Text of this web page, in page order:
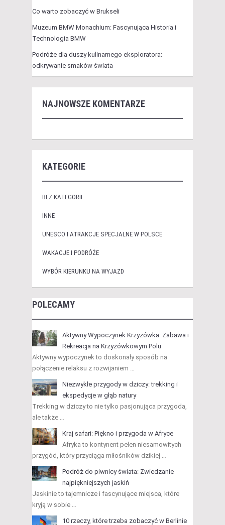
Co warto zobaczyć w Brukseli
Muzeum BMW Monachium: Fascynująca Historia i
Technologia BMW
Podróże dla duszy kulinarnego eksploratora:
odkrywanie smaków świata
NAJNOWSZE KOMENTARZE
KATEGORIE
BEZ KATEGORII
INNE
UNESCO I ATRAKCJE SPECJALNE W POLSCE
WAKACJE I PODRÓŻE
WYBÓR KIERUNKU NA WYJAZD
POLECAMY
Aktywny Wypoczynek Krzyżówka: Zabawa i
Rekreacja na Krzyżówkowym Polu
Aktywny wypoczynek to doskonały sposób na
połączenie relaksu z rozwijaniem …
Niezwykłe przygody w dziczy: trekking i
ekspedycje w głąb natury
Trekking w dziczy to nie tylko pasjonująca przygoda,
ale także …
Kraj safari: Piękno i przygoda w Afryce
Afryka to kontynent pełen niesamowitych
przygód, który przyciąga miłośników dzikiej …
Podróż do piwnicy świata: Zwiedzanie
najpiękniejszych jaskiń
Jaskinie to tajemnicze i fascynujące miejsca, które
kryją w sobie …
10 rzeczy, które trzeba zobaczyć w Berlinie